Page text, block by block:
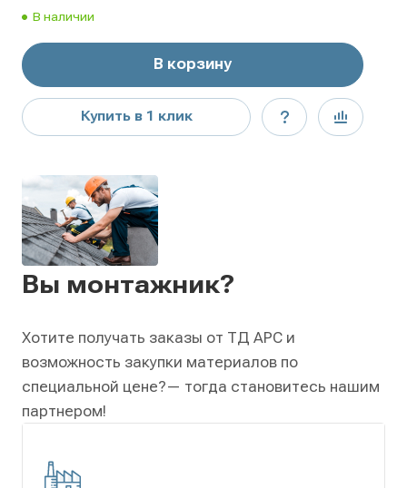
В наличии
В корзину
Купить в 1 клик
Вы монтажник?
Хотите получать заказы от ТД АРС и
возможность закупки материалов по
специальной цене?— тогда становитесь нашим
партнером!